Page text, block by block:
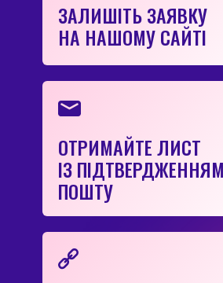
ЗАЛИШІТЬ ЗАЯВКУ
НА НАШОМУ САЙТІ
ОТРИМАЙТЕ ЛИСТ
ІЗ
ПОШТУ